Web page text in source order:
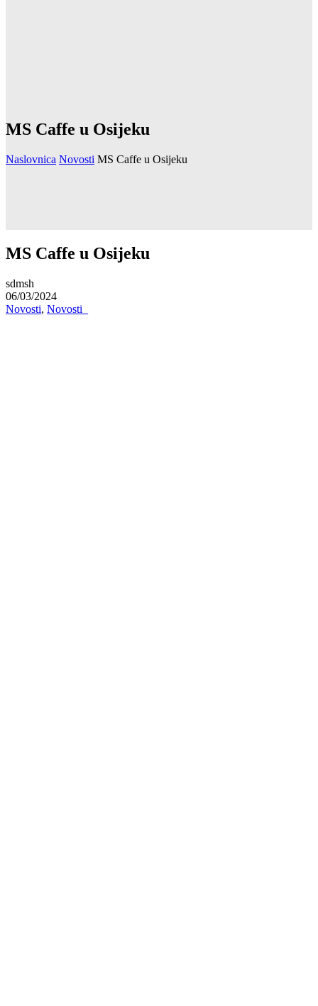
MS Caffe u Osijeku
Naslovnica Novosti MS Caffe u Osijeku
MS Caffe u Osijeku
sdmsh
06/03/2024
Novosti, Novosti_